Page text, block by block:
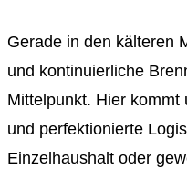
Gerade in den kälteren
und kontinuierliche
Mittelpunkt. Hier kommt
und perfektionierte
Einzelhaushalt oder